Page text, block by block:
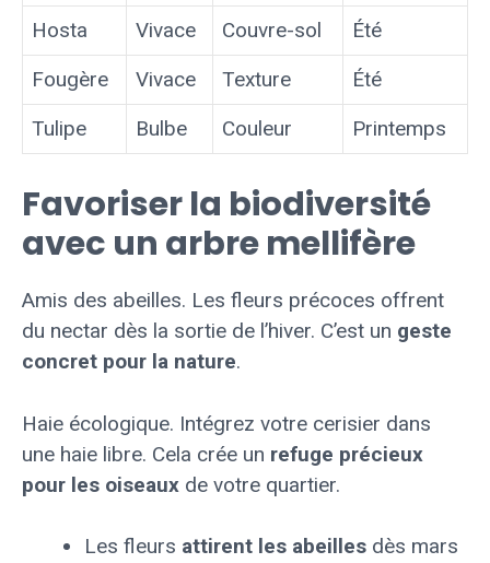
Hosta
Vivace Couvre-sol
Été
Fougère
Vivace Texture
Été
Tulipe
Bulbe Couleur Printemps
Favoriser la biodiversité
avec un arbre mellifère
Amis des abeilles. Les fleurs précoces offrent
du nectar dès la sortie de l’hiver. C’est un geste
concret pour la nature.
Haie écologique. Intégrez votre cerisier dans
une haie libre. Cela crée un refuge précieux
pour les oiseaux de votre quartier.
Les fleurs attirent les abeilles dès mars